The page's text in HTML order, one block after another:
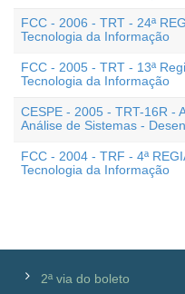
FCC - 2006 - TRT - 24ª
Tecnologia da Informação
FCC - 2005 - TRT - 13ª
Tecnologia da Informação
CESPE - 2005 - TRT-16R -
Análise de Sistemas -
FCC - 2004 - TRF - 4ª
Tecnologia da Informação
2ª via do boleto